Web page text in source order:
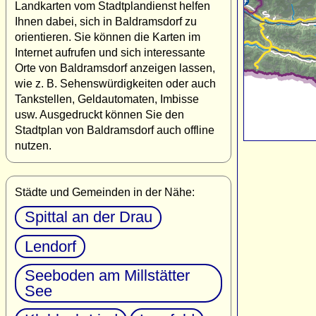
Landkarten vom Stadtplandienst helfen
Ihnen dabei, sich in Baldramsdorf zu
orientieren. Sie können die Karten im
Internet aufrufen und sich interessante
Orte von Baldramsdorf anzeigen lassen,
wie z. B. Sehenswürdigkeiten oder auch
Tankstellen, Geldautomaten, Imbisse
usw. Ausgedruckt können Sie den
Stadtplan von Baldramsdorf auch offline
nutzen.
Städte und Gemeinden in der Nähe:
Spittal an der Drau
Lendorf
Seeboden am Millstätter
See